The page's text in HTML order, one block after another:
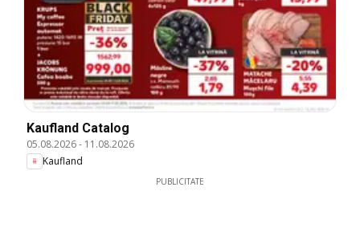
Kaufland Catalog
05.08.2026- 11.08.2026
Kaufland
PUBLICITATE